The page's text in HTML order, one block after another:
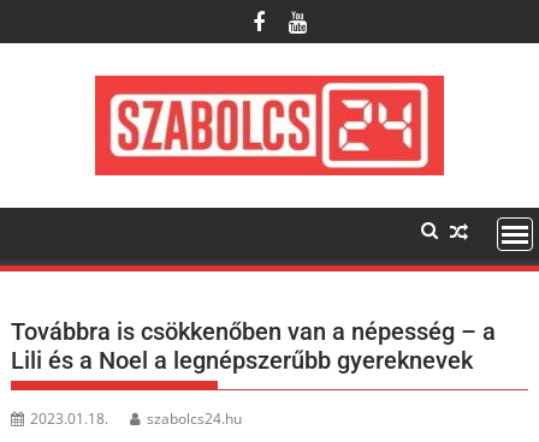
to
Továbbra is csökkenőben van a népesség – a
Lili és a Noel a legnépszerűbb gyereknevek
2023.01.18. szabolcs24.hu